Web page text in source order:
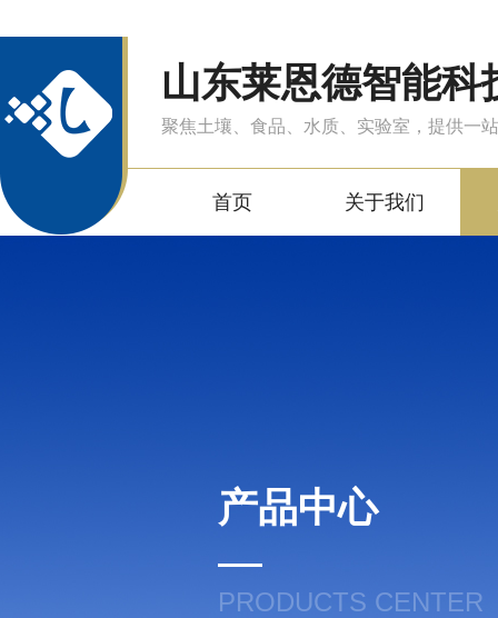
山东莱恩德智能科
聚焦土壤、食品、水质、实验室，提供一
首页 关于我们
产品中心
PRODUCTS CENTER